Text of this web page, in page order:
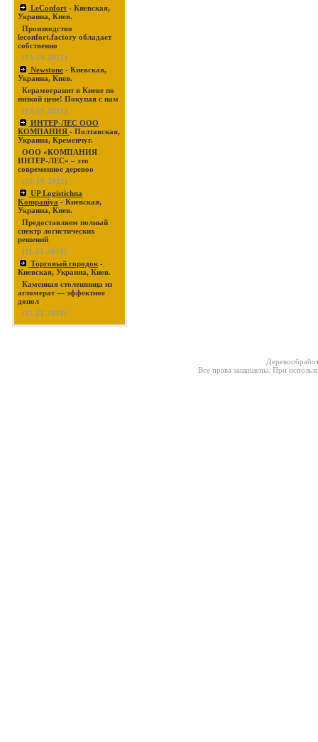
LeConfort - Киевская,
Украина, Киев.
Производство
leconfort.factory обладает
собственно
(03-19-2021)
Newstone - Киевская,
Украина, Киев.
Керамогранит в Киеве по
низкой цене! Покупая с нам
(03-19-2021)
ИНТЕР-ЛЕС ООО
КОМПАНИЯ - Полтавская,
Украина, Кременчуг.
ООО «КОМПАНИЯ
ИНТЕР-ЛЕС» – это
современное деревоо
(03-19-2021)
UP Logistichna
Kompaniya - Киевская,
Украина, Киев.
Предоставляем полный
спектр логистических
решений
(11-21-2019)
Торговый городок -
Киевская, Украина, Киев.
Каменная столешница из
агломерат — эффектное
допол
(11-21-2019)
Все права защищены. При